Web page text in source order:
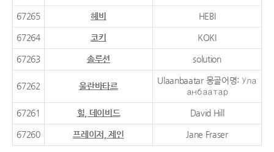
67265 헤비 HEBI
67264 코키 KOKI
67263 솔루션 solution
67262 울란바타르
Ulaanbaatar 몽골어명: Ула
анбаатар
67261 힐, 데이비드 David Hill
67260 프레이저, 제인 Jane Fraser